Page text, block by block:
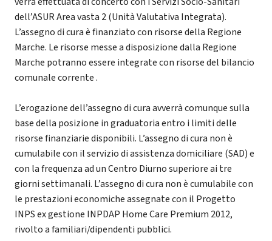
dell’ASUR Area vasta 2 (Unità Valutativa Integrata).
L’assegno di cura è finanziato con risorse della Regione
Marche. Le risorse messe a disposizione dalla Regione
Marche potranno essere integrate con risorse del bilancio
comunale corrente .
L’erogazione dell’assegno di cura avverrà comunque sulla
base della posizione in graduatoria entro i limiti delle
risorse finanziarie disponibili. L’assegno di cura non è
cumulabile con il servizio di assistenza domiciliare (SAD) e
con la frequenza ad un Centro Diurno superiore ai tre
giorni settimanali. L’assegno di cura non è cumulabile con
le prestazioni economiche assegnate con il Progetto
INPS ex gestione INPDAP Home Care Premium 2012,
rivolto a familiari/dipendenti pubblici.